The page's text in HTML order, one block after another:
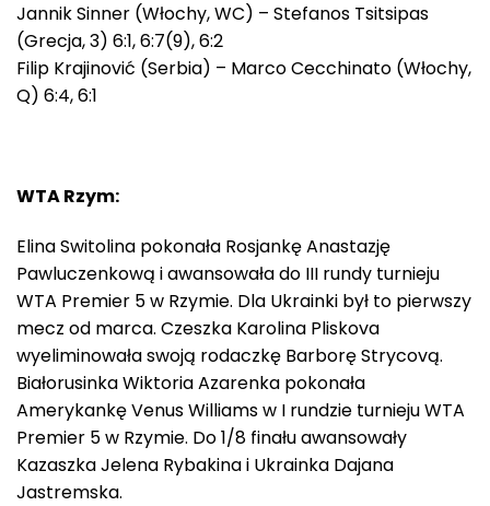
Jannik Sinner (Włochy, WC) – Stefanos Tsitsipas
(Grecja, 3) 6:1, 6:7(9), 6:2
Filip Krajinović (Serbia) – Marco Cecchinato (Włochy,
Q) 6:4, 6:1
WTA Rzym:
Elina Switolina pokonała Rosjankę Anastazję
Pawluczenkową i awansowała do III rundy turnieju
WTA Premier 5 w Rzymie. Dla Ukrainki był to pierwszy
mecz od marca. Czeszka Karolina Pliskova
wyeliminowała swoją rodaczkę Barborę Strycovą.
Białorusinka Wiktoria Azarenka pokonała
Amerykankę Venus Williams w I rundzie turnieju WTA
Premier 5 w Rzymie. Do 1/8 finału awansowały
Kazaszka Jelena Rybakina i Ukrainka Dajana
Jastremska.